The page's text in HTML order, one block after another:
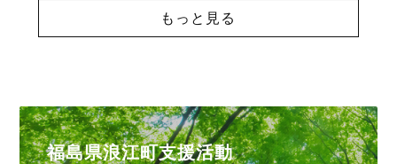
もっと見る
福島県浪江町支援活動